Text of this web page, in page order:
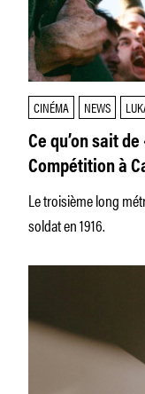
CINÉMA NEWS
Ce qu’on sait
Compétition à
Le troisième long
soldat en 1916.